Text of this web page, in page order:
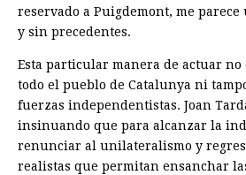
reservado a Puigdemont, me
y sin precedentes.
Esta particular manera de actuar no
todo el pueblo de Catalunya ni
fuerzas independentistas. Joan
insinuando que para alcanzar la
renunciar al unilateralismo y
realistas que permitan ensanchar